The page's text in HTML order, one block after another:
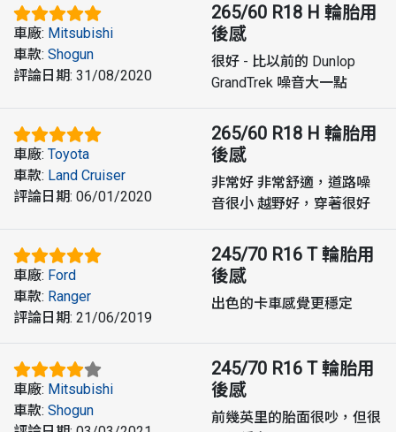
車廠: Mitsubishi
車款: Shogun
評論日期: 31/08/2020
265/60 R18 H 輪胎用
後感
很好 - 比以前的 Dunlop
GrandTrek 噪音大一點
車廠: Toyota
車款: Land Cruiser
評論日期: 06/01/2020
265/60 R18 H 輪胎用
後感
非常好 非常舒適，道路噪
音很小 越野好，穿著很好
車廠: Ford
車款: Ranger
評論日期: 21/06/2019
245/70 R16 T 輪胎用
後感
出色的卡車感覺更穩定
車廠: Mitsubishi
車款: Shogun
245/70 R16 T 輪胎用
後感
前幾英里的胎面很吵，但很